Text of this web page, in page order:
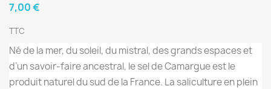
7,00 €
TTC
Né de la mer, du soleil, du mistral, des grands espaces et
d’un savoir-faire ancestral, le sel de Camargue est le
produit naturel du sud de la France. La saliculture en plein